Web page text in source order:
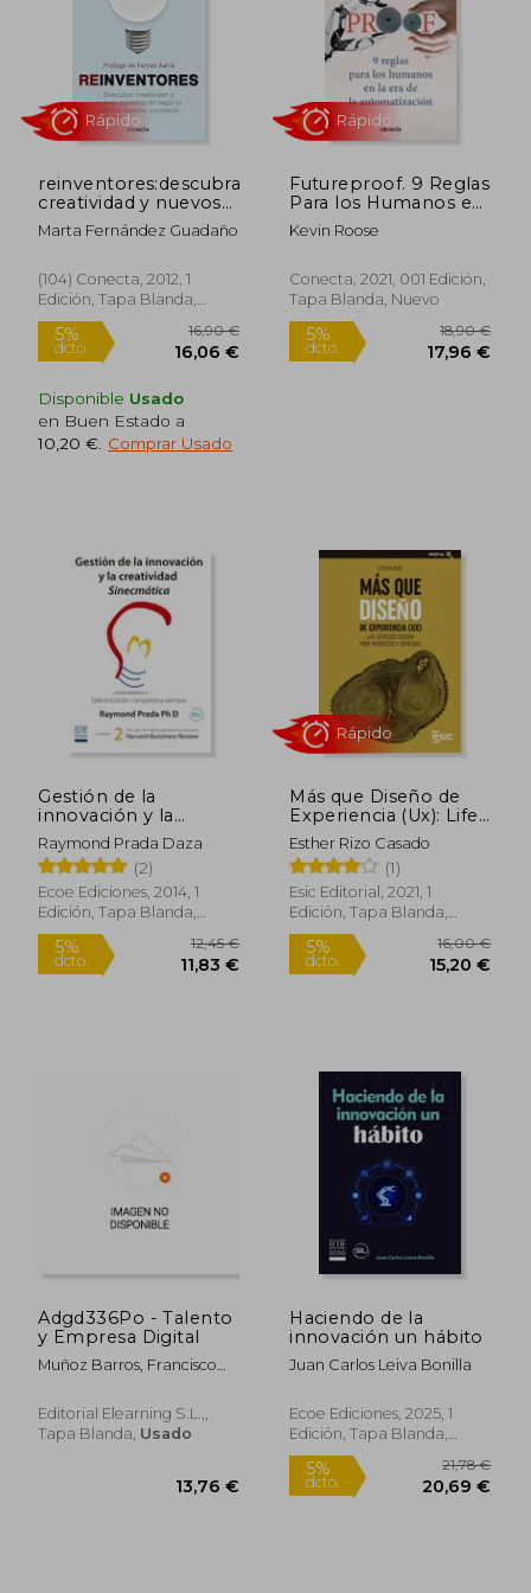
dcto. dcto.
reinventores:descubra
creatividad y nuevos
modelos
Marta Fernández Guadaño
(104) Conecta, 2012, 1
Edición, Tapa Blanda,
Nuevo
5%
dcto.
Rápido
Disponible Usado
en Buen Estado a
10,20 € Comprar Usado
Futureproof. 9 Reglas
Para los Humanos en
la era de la
Automatización
Kevin Roose
Conecta, 2021, 001 Edición,
Tapa Blanda, Nuevo
5%
dcto.
Rápido
Gestión de la
innovación y la
creatividad cinemática
Raymond Prada Daza
(2)
Ecoe Ediciones, 2014, 1
Edición, Tapa Blanda,
Nuevo
Más que Diseño de
Experiencia (Ux): Life-
Centered Design Para
Productos y Servicios
(Digital)
Esther Rizo Casado
(1)
Esic Editorial, 2021, 1
Edición, Tapa Blanda,
Nuevo
Adgd336Po - Talento
y Empresa Digital
Muñoz Barros, Francisco
Editorial Elearning S.L.,,
Tapa Blanda, Usado
Haciendo de la
innovación un hábito
Juan Carlos Leiva Bonilla
Ecoe Ediciones, 2025, 1
Edición, Tapa Blanda,
Nuevo